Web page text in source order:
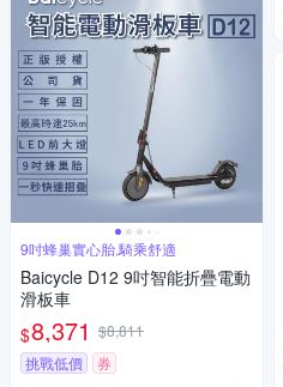
9吋蜂巢實心胎,騎乘舒適
Baicycle D12 9吋智能折疊電動
滑板車
$8,371 $8,811
挑戰低價
券